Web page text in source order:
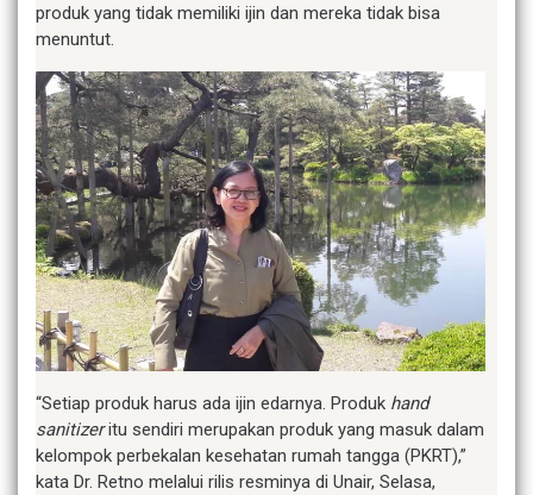
produk yang tidak memiliki ijin dan mereka tidak bisa
menuntut.
“Setiap produk harus ada ijin edarnya. Produk hand
sanitizeritu sendiri merupakan produk yang masuk dalam
kelompok perbekalan kesehatan rumah tangga (PKRT),”
kata Dr. Retno melalui rilis resminya di Unair, Selasa,